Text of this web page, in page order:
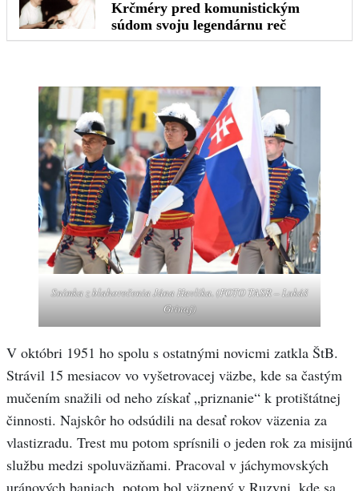
Snímka z blahorečenia Jána Havlíka. (FOTO TASR – Lukáš
Grinaj)
V októbri 1951 ho spolu s ostatnými novicmi zatkla ŠtB.
Strávil 15 mesiacov vo vyšetrovacej väzbe, kde sa častým
mučením snažili od neho získať „priznanie“ k protištátnej
činnosti. Najskôr ho odsúdili na desať rokov väzenia za
vlastizradu. Trest mu potom sprísnili o jeden rok za misijnú
službu medzi spoluväzňami. Pracoval v jáchymovských
uránových baniach, potom bol väznený v Ruzyni, kde sa